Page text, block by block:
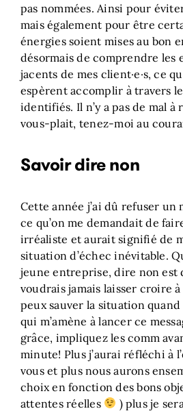
pas nommées. Ainsi pour
mais également pour être
énergies soient mises au bon
désormais de comprendre les
jacents de mes client·e·s, ce
espèrent accomplir à travers
identifiés. Il n’y a pas de mal à
vous-plait, tenez-moi au
Savoir dire non
Cette année j’ai dû refuser un
ce qu’on me demandait de
irréaliste et aurait signifié de
situation d’échec inévitable.
jeune entreprise, dire non est
voudrais jamais laisser croire à
peux sauver la situation quand
qui m’amène à lancer ce
grâce, impliquez les comm
minute! Plus j’aurai réfléchi à
vous et plus nous aurons
choix en fonction des bons
attentes réelles
) plus je